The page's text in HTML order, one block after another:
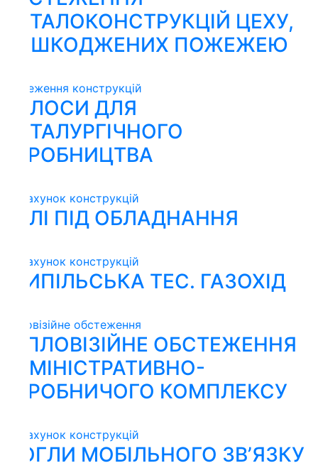
ЦЕХУ,
ПОЖЕЖЕЮ
конструкцій
ДЛЯ
конструкцій
ПІД ОБЛАДНАННЯ
конструкцій
ТЕС. ГАЗОХІД
обстеження
ОБСТЕЖЕННЯ
КОМПЛЕКСУ
конструкцій
МОБІЛЬНОГО ЗВ’ЯЗКУ